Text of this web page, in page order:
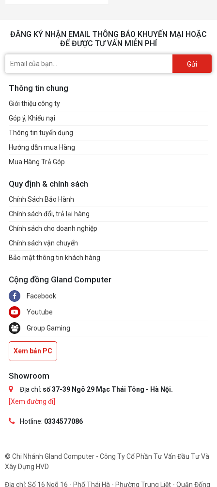
ĐĂNG KÝ NHẬN EMAIL THÔNG BÁO KHUYẾN MẠI HOẶC
ĐỂ ĐƯỢC TƯ VẤN MIỄN PHÍ
Gửi
Thông tin chung
Giới thiệu công ty
Góp ý, Khiếu nại
Thông tin tuyển dụng
Hướng dẫn mua Hàng
Mua Hàng Trả Góp
Quy định & chính sách
Chính Sách Bảo Hành
Chính sách đổi, trả lại hàng
Chính sách cho doanh nghiệp
Chính sách vận chuyển
Bảo mật thông tin khách hàng
Cộng đồng Gland Computer
Facebook
Youtube
Group Gaming
Xem bản PC
Showroom
Địa chỉ: số 37-39 Ngõ 29 Mạc Thái Tông - Hà Nội.
[Xem đường đi]
Hotline: 0334577086
© Chi Nhánh Gland Computer - Công Ty Cổ Phần Tư Vấn Đầu Tư Và
Xây Dựng HVD
Địa chỉ: Số 16 Ngõ 16 - Phố Thái Hà - Phường Trung Liệt - Quận Đống